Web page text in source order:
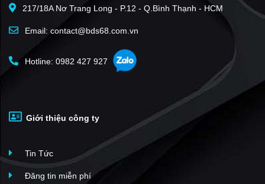
217/18A Nơ Trang Long - P.12 - Q.Bình Thạnh - HCM
Email: contact@bds68.com.vn
Hotline: 0982 427 927
Giới thiệu công ty
Tin Tức
Đăng tin miễn phí